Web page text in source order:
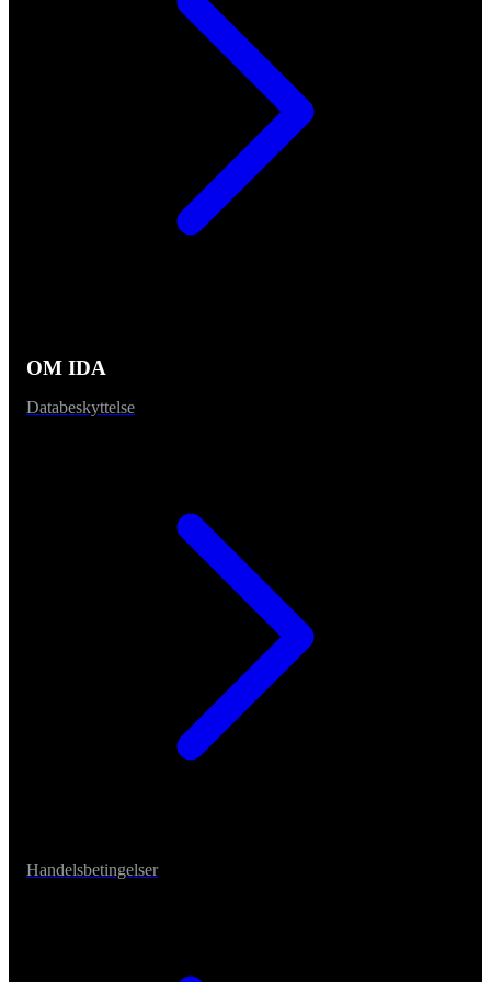
OM IDA
Databeskyttelse
Handelsbetingelser